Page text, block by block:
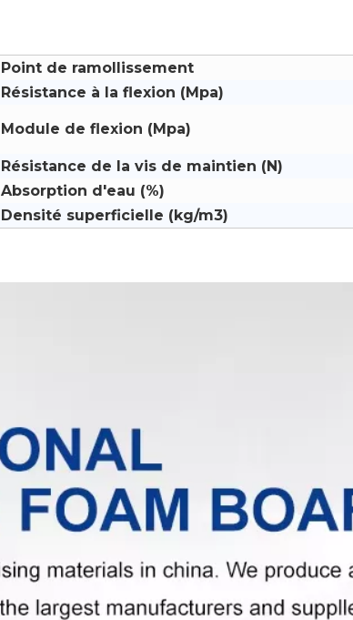
Point de ramollissement
Résistance à la flexion (Mpa)
Module de flexion (Mpa)
Résistance de la vis de maintien (N)
Absorption d'eau (%)
Densité superficielle (kg/m3)